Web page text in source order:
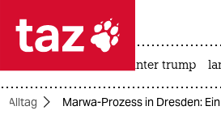
 taz zahl ich
taz zahl ich
usa unter trump
Alltag Marwa-Prozess in Dresden: